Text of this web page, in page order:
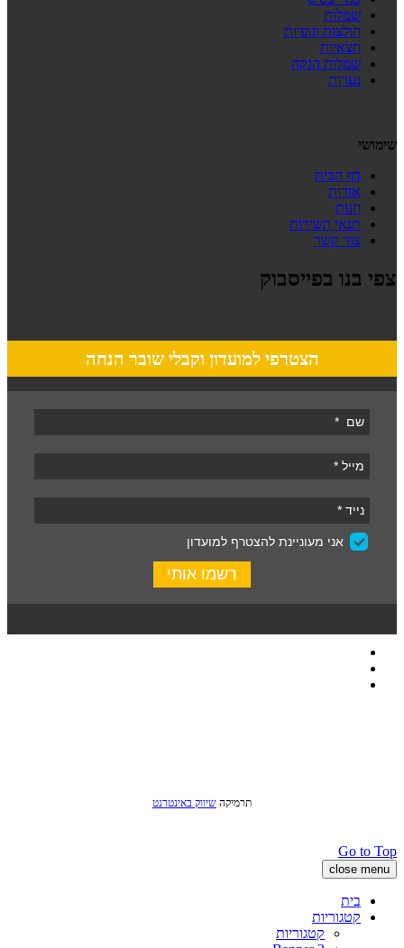
שמלות
חולצות וגופיות
חצאיות
שמלות הנקה
נערות
שימושי
דף הבית
אודות
חנות
תנאי השירות
צור קשר
צפי בנו בפייסבוק
הצטרפי למועדון וקבלי שובר הנחה
תרמיקה שיווק באינטרנט
Go to Top
close menu
בית
קטגוריות
קטגוריות